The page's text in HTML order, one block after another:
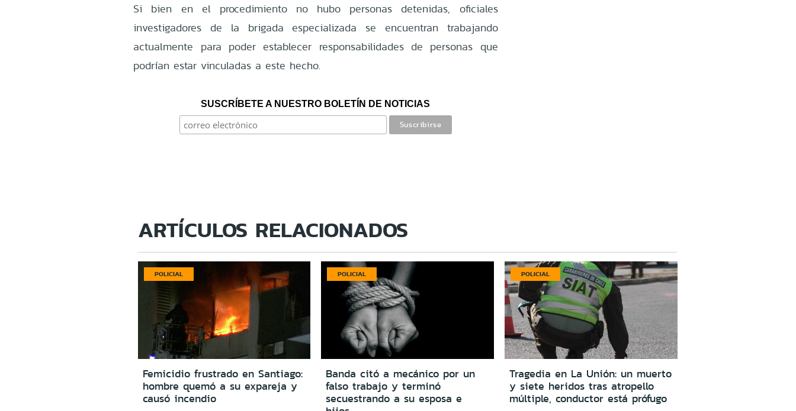
Si bien en el procedimiento no hubo personas detenidas, oficiales
investigadores de la brigada especializada se encuentran trabajando
actualmente para poder establecer responsabilidades de personas que
podrían estar vinculadas a este hecho.
SUSCRÍBETE A NUESTRO BOLETÍN DE NOTICIAS
ARTÍCULOS RELACIONADOS
POLICIAL
Femicidio frustrado en Santiago:
hombre quemó a su expareja y
causó incendio
POLICIAL
Banda citó a mecánico por un
falso trabajo y terminó
secuestrando a su esposa e
POLICIAL
Tragedia en La Unión: un muerto
y siete heridos tras atropello
múltiple, conductor está prófugo